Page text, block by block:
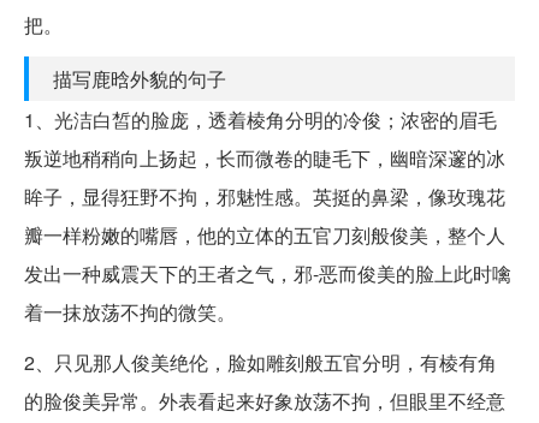
把。
描写鹿晗外貌的句子
1、光洁白皙的脸庞，透着棱角分明的冷俊；浓密的眉毛
叛逆地稍稍向上扬起，长而微卷的睫毛下，幽暗深邃的冰
眸子，显得狂野不拘，邪魅性感。英挺的鼻梁，像玫瑰花
瓣一样粉嫩的嘴唇，他的立体的五官刀刻般俊美，整个人
发出一种威震天下的王者之气，邪-恶而俊美的脸上此时噙
着一抹放荡不拘的微笑。
2、只见那人俊美绝伦，脸如雕刻般五官分明，有棱有角
的脸俊美异常。外表看起来好象放荡不拘，但眼里不经意